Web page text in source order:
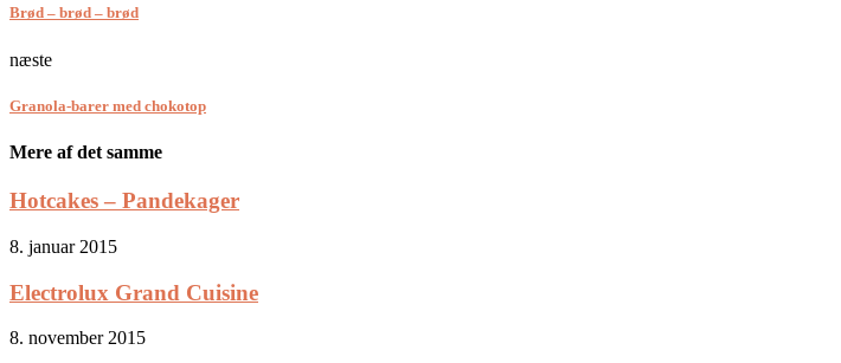
Brød – brød – brød
næste
Granola-barer med chokotop
Mere af det samme
Hotcakes – Pandekager
8. januar 2015
Electrolux Grand Cuisine
8. november 2015